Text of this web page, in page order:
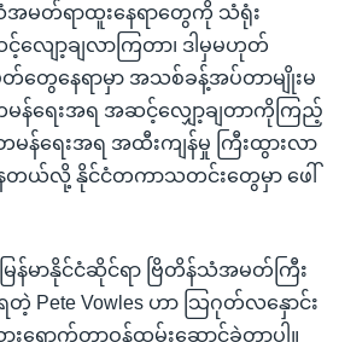
မတ်ရာထူးနေရာတွေကို သံရုံး
ျော့ချလာကြတာ၊ ဒါမှမဟုတ်
ေနေရာမှာ အသစ်ခန့်အပ်တာမျိုးမ
ရေးအရ အဆင့်လျှော့ချတာကိုကြည့်
န်ရေးအရ အထီးကျန်မှု ကြီးထွားလာ
ေတယ်လို့ နိုင်ငံတကာသတင်းတွေမှာ ဖေါ်
န်မာနိုင်ငံဆိုင်ရာ ဗြိတိန်သံအမတ်ကြီး
Pete Vowles ဟာ သြဂုတ်လနှောင်း
ားရောက်တာဝန်ထမ်းဆောင်ခဲ့တာပါ။